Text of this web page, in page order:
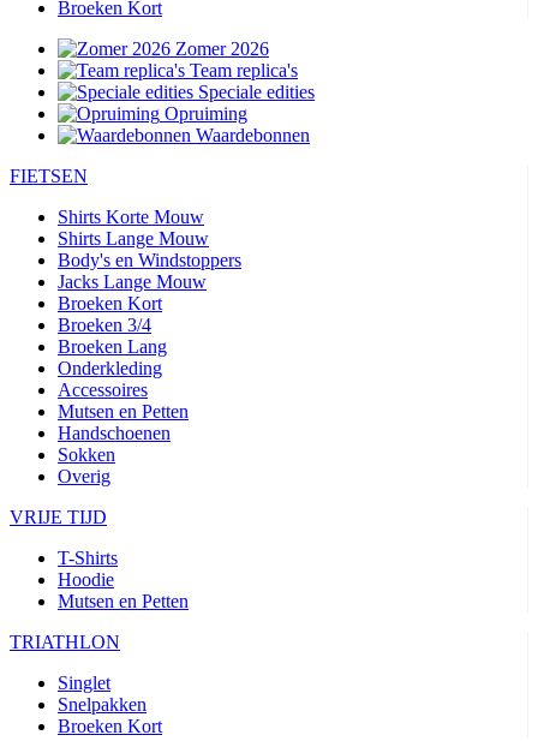
Broeken Kort
Zomer 2026
Team replica's
Speciale edities
Opruiming
Waardebonnen
FIETSEN
Shirts Korte Mouw
Shirts Lange Mouw
Body's en Windstoppers
Jacks Lange Mouw
Broeken Kort
Broeken 3/4
Broeken Lang
Onderkleding
Accessoires
Mutsen en Petten
Handschoenen
Sokken
Overig
VRIJE TIJD
T-Shirts
Hoodie
Mutsen en Petten
TRIATHLON
Singlet
Snelpakken
Broeken Kort